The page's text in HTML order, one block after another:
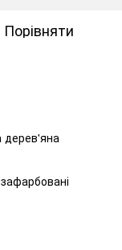
Порівняти
дерев'яна